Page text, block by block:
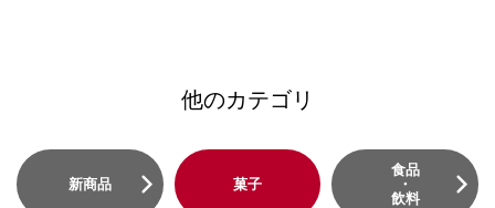
他のカテゴリ
新商品 菓子
食品
・
飲料